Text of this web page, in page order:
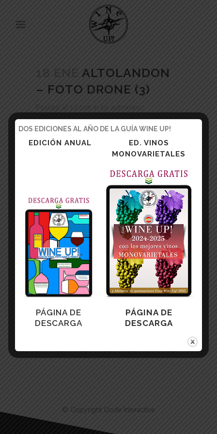
18 ENE ALTOLANDON
– FOTO DRONE (3)
Posted at 12:00h in by adminwuc
Share Print page
© Copyright Qode Interactive
DOS EDICIONES AL AÑO DE LA GUÍA WINE UP!
EDICIÓN ANUAL
ED. VINOS
MONOVARIETALES
PÁGINA DE
DESCARGA
PÁGINA DE
DESCARGA